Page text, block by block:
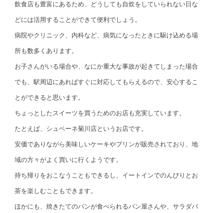
飲食店も豊富にあるため、どうしても自炊をしていられない日な
どには活用することができて便利でしょう。
病院やクリニック、内科など、病気になったときに駆け込める場
所も数多くあります。
お子さんがいる場合や、なにか重大な事故が起きてしまった場合
でも、駅周辺にあればすぐに対応してもらえるので、安心するこ
とができると思います。
ちょっとしたスイーツを買うためのお店も充実しています。
たとえば、シュベーネ菊川店というお店です。
安価でありながら美味しいケーキやプリンが販売されており、地
域の方々がよく買いに行くようです。
持ち帰りをおこなうこともできるし、イートインでのんびりとお
茶を楽しむこともできます。
ほかにも、焼きたてのパンが食べられるパン屋さんや、サラダバ